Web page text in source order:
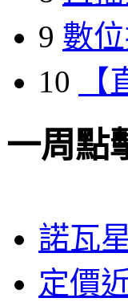
9 數
10
一周點
諾瓦
定價